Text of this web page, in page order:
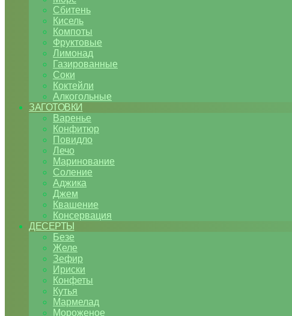
Сбитень
Кисель
Компоты
Фруктовые
Лимонад
Газированные
Соки
Коктейли
Алкогольные
ЗАГОТОВКИ
Варенье
Конфитюр
Повидло
Лечо
Маринование
Соление
Аджика
Джем
Квашение
Консервация
ДЕСЕРТЫ
Безе
Желе
Зефир
Ириски
Конфеты
Кутья
Мармелад
Мороженое